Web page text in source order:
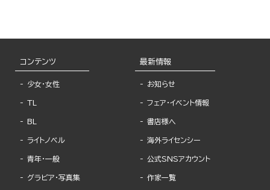
コンテンツ
少女・女性
TL
BL
ライトノベル
青年・一般
グラビア・写真集
最新情報
お知らせ
フェア・イベント情報
書店様へ
海外ライセンシー
公式SNSアカウント
作家一覧